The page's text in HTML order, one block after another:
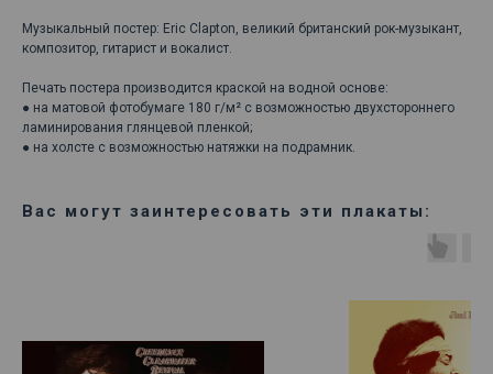
Музыкальный постер: Eric Clapton, великий британский рок-музыкант,
композитор, гитарист и вокалист.
Печать постера производится краской на водной основе:
● на матовой фотобумаге 180 г/м² с возможностью двухстороннего
ламинирования глянцевой пленкой;
● на холсте с возможностью натяжки на подрамник.
Вас могут заинтересовать эти плакаты: